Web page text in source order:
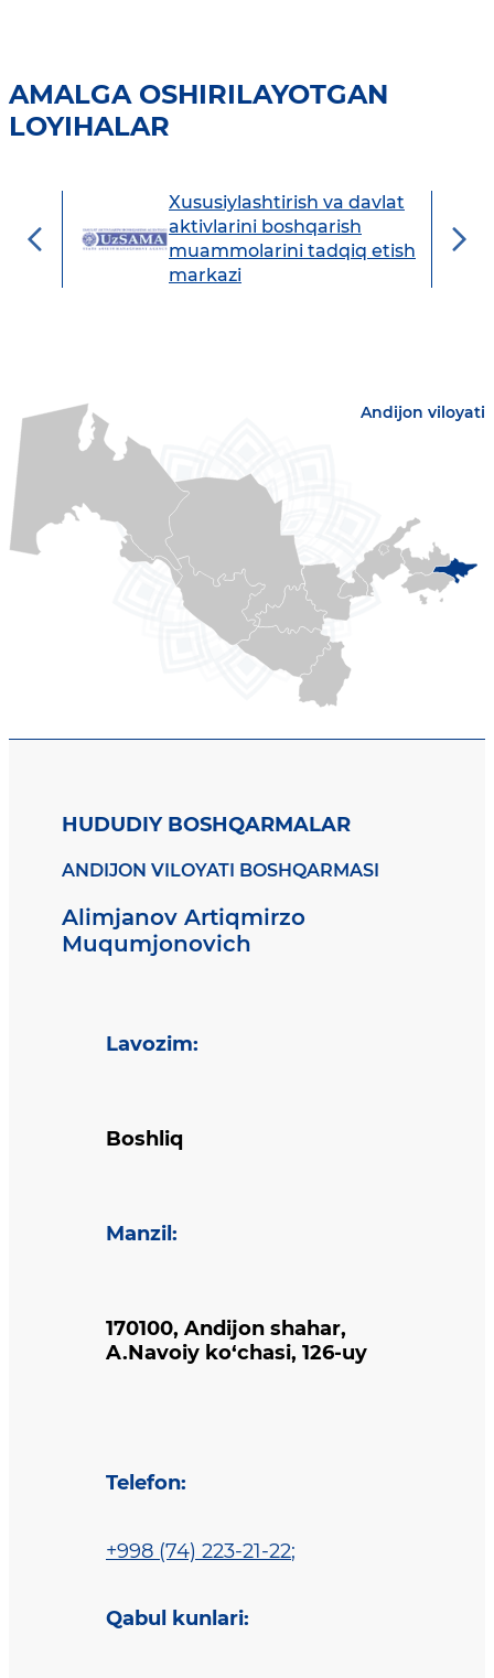
AMALGA OSHIRILAYOTGAN
LOYIHALAR
Xususiylashtirish va davlat
aktivlarini boshqarish
muammolarini tadqiq etish
markazi
Andijon viloyati
HUDUDIY BOSHQARMALAR
ANDIJON VILOYATI BOSHQARMASI
Alimjanov Artiqmirzo
Muqumjonovich
Lavozim:
Boshliq
Manzil :
170100, Andijon shahar,
A.Navoiy ko‘chasi, 126-uy
Telefon:
+998 (74) 223-21-22;
Qabul kunlari: